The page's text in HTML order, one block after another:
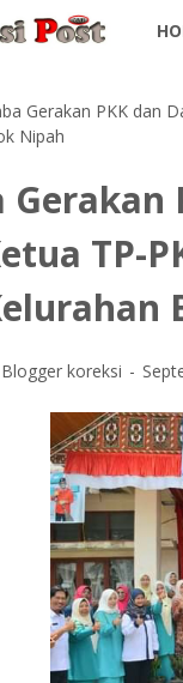
Gerakan PKK dan
Nipah
Gerakan
TP-
koreksi